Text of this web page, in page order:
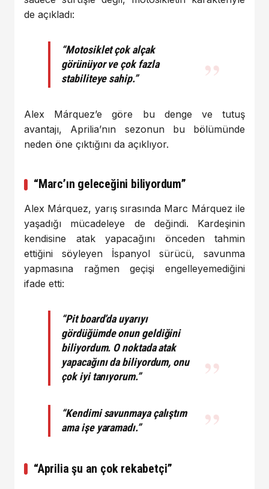
de açıkladı:
“Motosiklet çok alçak
görünüyor ve çok fazla
stabiliteye sahip.”
Alex Márquez’e göre bu denge ve tutuş
avantajı, Aprilia’nın sezonun bu bölümünde
neden öne çıktığını da açıklıyor.
“Marc’ın geleceğini biliyordum”
Alex Márquez, yarış sırasında Marc Márquez ile
yaşadığı mücadeleye de değindi. Kardeşinin
kendisine atak yapacağını önceden tahmin
ettiğini söyleyen İspanyol sürücü, savunma
yapmasına rağmen geçişi engelleyemediğini
ifade etti:
“Pit board’da uyarıyı
gördüğümde onun geldiğini
biliyordum. O noktada atak
yapacağını da biliyordum, onu
çok iyi tanıyorum.”
“Kendimi savunmaya çalıştım
ama işe yaramadı.”
“Aprilia şu an çok rekabetçi”